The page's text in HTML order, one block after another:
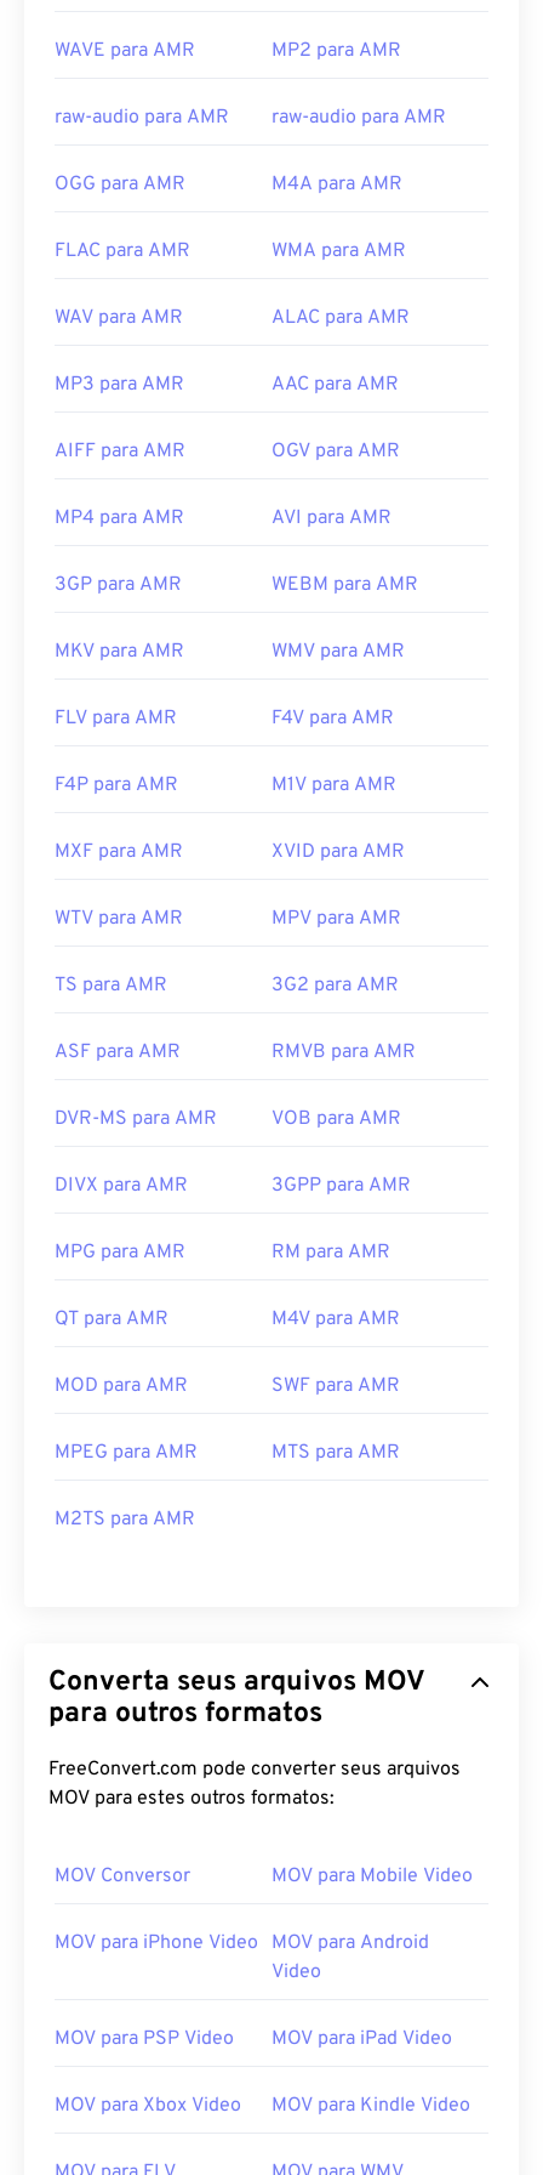
CH203-BBCGDDDF
Rate_audio_codec
WAVE para AMR MP2 para AMR
raw-audio para AMR raw-audio para AMR
OGG para AMR M4A para AMR
FLAC para AMR WMA para AMR
WAV para AMR ALAC para AMR
MP3 para AMR AAC para AMR
AIFF para AMR OGV para AMR
MP4 para AMR AVI para AMR
3GP para AMR WEBM para AMR
MKV para AMR WMV para AMR
FLV para AMR F4V para AMR
F4P para AMR M1V para AMR
MXF para AMR XVID para AMR
WTV para AMR MPV para AMR
TS para AMR 3G2 para AMR
ASF para AMR RMVB para AMR
DVR-MS para AMR VOB para AMR
DIVX para AMR 3GPP para AMR
MPG para AMR RM para AMR
QT para AMR M4V para AMR
MOD para AMR SWF para AMR
MPEG para AMR MTS para AMR
M2TS para AMR
Converta seus arquivos MOV
para outros formatos
FreeConvert.com pode converter seus arquivos
MOV para estes outros formatos:
MOV Conversor MOV para Mobile Video
MOV para iPhone Video
MOV para Android
Video
MOV para PSP Video MOV para iPad Video
MOV para Xbox Video MOV para Kindle Video